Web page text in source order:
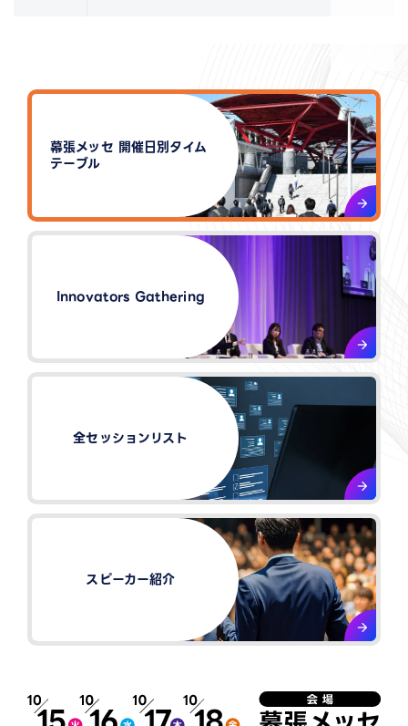
幕張メッセ 開催日別タイム
テーブル
Innovators Gathering​
全セッションリスト
スピーカー紹介​